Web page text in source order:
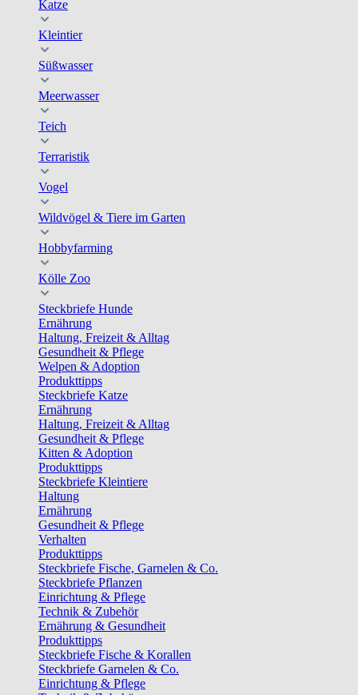
Katze
Kleintier
Süßwasser
Meerwasser
Teich
Terraristik
Vogel
Wildvögel & Tiere im Garten
Hobbyfarming
Kölle Zoo
Steckbriefe Hunde
Ernährung
Haltung, Freizeit & Alltag
Gesundheit & Pflege
Welpen & Adoption
Produkttipps
Steckbriefe Katze
Ernährung
Haltung, Freizeit & Alltag
Gesundheit & Pflege
Kitten & Adoption
Produkttipps
Steckbriefe Kleintiere
Haltung
Ernährung
Gesundheit & Pflege
Verhalten
Produkttipps
Steckbriefe Fische, Garnelen & Co.
Steckbriefe Pflanzen
Einrichtung & Pflege
Technik & Zubehör
Ernährung & Gesundheit
Produkttipps
Steckbriefe Fische & Korallen
Steckbriefe Garnelen & Co.
Einrichtung & Pflege